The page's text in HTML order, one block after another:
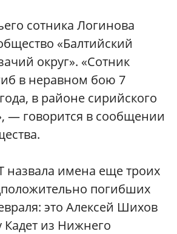
сотника Логинова
«Балтийский
округ». «Сотник
в неравном бою 7
в районе сирийского
— говорится в сообщении
назвала имена еще троих
погибших
это Алексей Шихов
из Нижнего